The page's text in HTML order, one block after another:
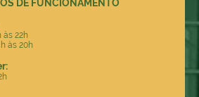
DE FUNCIONAMENTO
às 22h
às 20h